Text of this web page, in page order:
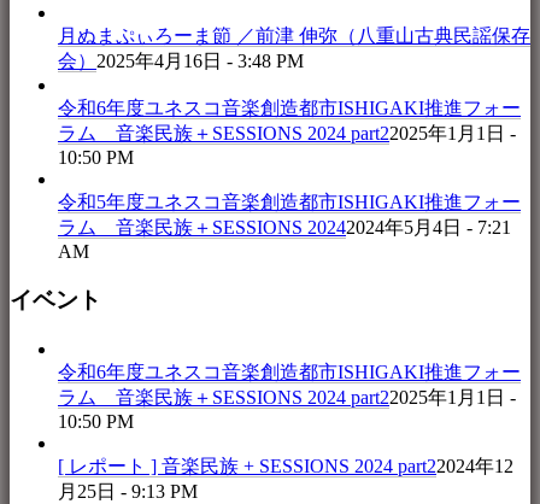
月ぬまぷぃろーま節 ／前津 伸弥（八重山古典民謡保存
会） 2025年4月16日 - 3:48 PM
令和6年度ユネスコ音楽創造都市ISHIGAKI推進フォー
ラム 音楽民族＋SESSIONS 2024 part22025年1月1日 -
10:50 PM
令和5年度ユネスコ音楽創造都市ISHIGAKI推進フォー
ラム 音楽民族＋SESSIONS 20242024年5月4日 - 7:21
AM
イベント
令和6年度ユネスコ音楽創造都市ISHIGAKI推進フォー
ラム 音楽民族＋SESSIONS 2024 part22025年1月1日 -
10:50 PM
[ レポート ] 音楽民族 + SESSIONS 2024 part22024年12
月25日 - 9:13 PM